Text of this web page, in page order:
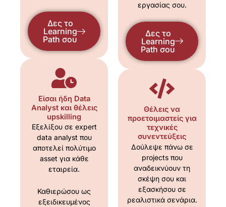
Δες το
Learning
Path σου
Είσαι ήδη Data
Analyst και θέλεις
upskilling
Εξελίξου σε expert
data analyst που
αποτελεί πολύτιμο
asset για κάθε
εταιρεία.
Καθιερώσου ως
εξειδικευμένος
εργασίας σου.
Δες το
Learning
Path σου
Θέλεις να
προετοιμαστείς για
τεχνικές
συνεντεύξεις
Δούλεψε πάνω σε
projects που
αναδεικνύουν τη
σκέψη σου και
εξασκήσου σε
ρεαλιστικά σενάρια.